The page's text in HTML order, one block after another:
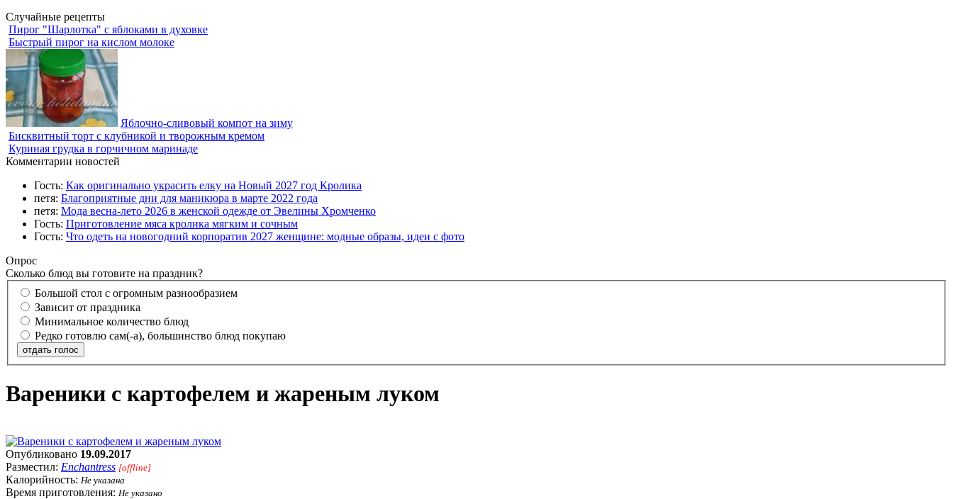
Случайные рецепты
Пирог "Шарлотка" с яблоками в духовке
Быстрый пирог на кислом молоке
Яблочно-сливовый компот на зиму
Бисквитный торт с клубникой и творожным кремом
Куриная грудка в горчичном маринаде
Комментарии новостей
Гость: Как оригинально украсить елку на Новый 2027 год Кролика
петя: Благоприятные дни для маникюра в марте 2022 года
петя: Мода весна-лето 2026 в женской одежде от Эвелины Хромченко
Гость: Приготовление мяса кролика мягким и сочным
Гость: Что одеть на новогодний корпоратив 2027 женщине: модные образы, идеи с фото
Опрос
Сколько блюд вы готовите на праздник?
Большой стол с огромным разнообразием
Зависит от праздника
Минимальное количество блюд
Редко готовлю сам(-а), большинство блюд покупаю
отдать голос
Вареники с картофелем и жареным луком
Опубликовано 19.09.2017
Разместил: Enchantress [offline]
Калорийность: Не указана
Время приготовления: Не указано